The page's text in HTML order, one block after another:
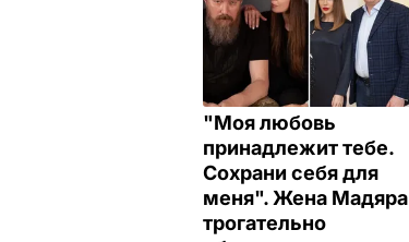
"Моя любовь
принадлежит тебе.
Сохрани себя для
меня". Жена Мадяра
трогательно